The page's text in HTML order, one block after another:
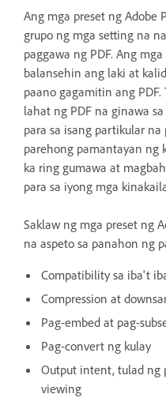
Ang mga preset ng Adobe
grupo ng mga setting na
paggawa ng PDF. Ang
balansehin ang laki at
paano gagamitin ang
lahat ng PDF na ginawa
para sa isang partikular na
parehong pamantayan ng
ka ring gumawa at
para sa iyong mga
Saklaw ng mga preset ng
na aspeto sa panahon ng
Compatibility sa iba't
Compression at
Pag-embed at pag-
Pag-convert ng kulay
Output intent, tulad ng
viewing